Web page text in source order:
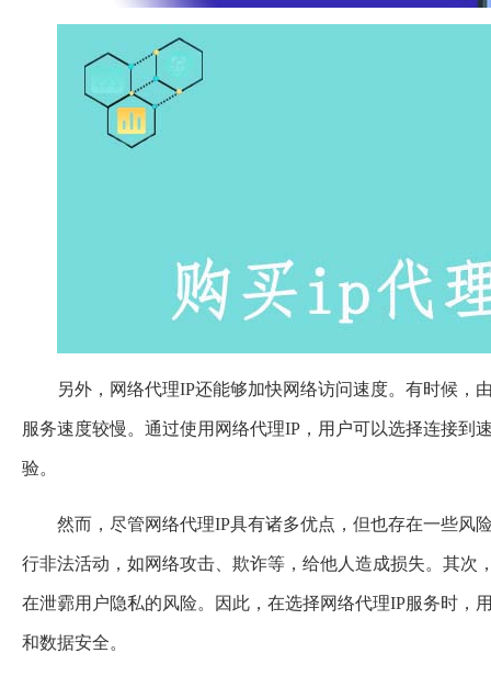
另外，网络代理IP还能够加快网络访问速度。有时候，
服务速度较慢。通过使用网络代理IP，用户可以选择连接到
验。
然而，尽管网络代理IP具有诸多优点，但也存在一些风
行非法活动，如网络攻击、欺诈等，给他人造成损失。其次
在泄霩用户隐私的风险。因此，在选择网络代理IP服务时，
和数据安全。